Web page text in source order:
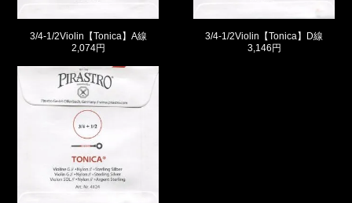
3/4-1/2Violin【Tonica】A線
2,074円
3/4-1/2Violin【Tonica】D線
3,146円